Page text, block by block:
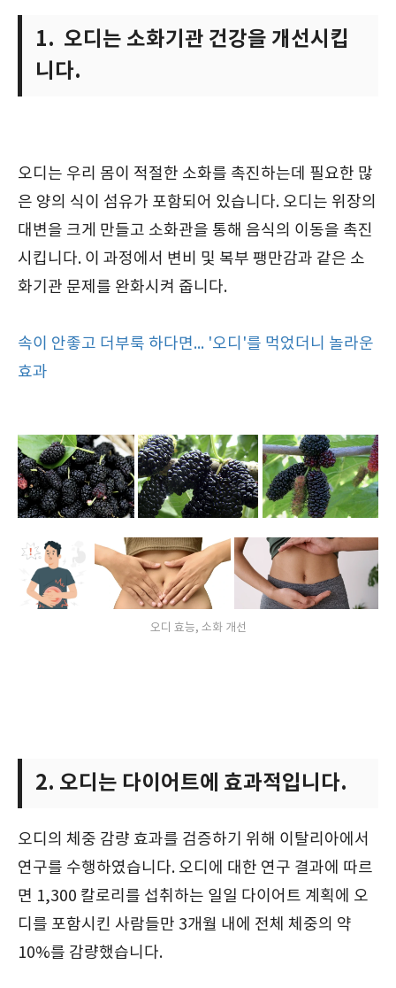
1. 오디는 소화기관 건강을 개선시킵
니다.
오디는 우리 몸이 적절한 소화를 촉진하는데 필요한 많
은 양의 식이 섬유가 포함되어 있습니다. 오디는 위장의
대변을 크게 만들고 소화관을 통해 음식의 이동을 촉진
시킵니다. 이 과정에서 변비 및 복부 팽만감과 같은 소
화기관 문제를 완화시켜 줍니다.
속이 안좋고 더부룩 하다면... '오디'를 먹었더니 놀라운
효과
오디 효능, 소화 개선
2. 오디는 다이어트에 효과적입니다.
오디의 체중 감량 효과를 검증하기 위해 이탈리아에서
연구를 수행하였습니다. 오디에 대한 연구 결과에 따르
면 1,300 칼로리를 섭취하는 일일 다이어트 계획에 오
디를 포함시킨 사람들만 3개월 내에 전체 체중의 약
10%를 감량했습니다.